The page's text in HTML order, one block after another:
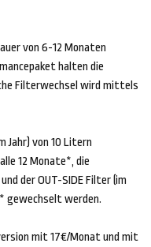
von 6-12 Monaten
halten die
Filterwechsel wird mittels
Jahr) von 10 Litern
12 Monate*, die
der OUT-SIDE Filter (im
gewechselt werden.
mit 17€/Monat und mit